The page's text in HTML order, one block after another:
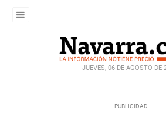
JUEVES, 06 DE AGOSTO DE